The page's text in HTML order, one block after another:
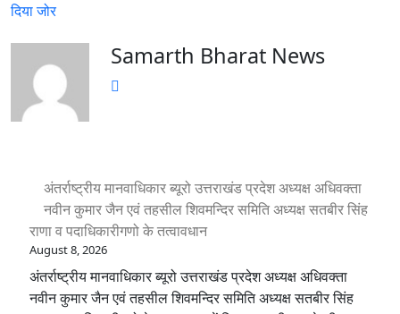
दिया जोर
Samarth Bharat News
अंतर्राष्ट्रीय मानवाधिकार ब्यूरो उत्तराखंड प्रदेश अध्यक्ष अधिवक्ता
नवीन कुमार जैन एवं तहसील शिवमन्दिर समिति अध्यक्ष सतबीर सिंह
राणा व पदाधिकारीगणो के तत्वावधान
August 8, 2026
अंतर्राष्ट्रीय मानवाधिकार ब्यूरो उत्तराखंड प्रदेश अध्यक्ष अधिवक्ता
नवीन कुमार जैन एवं तहसील शिवमन्दिर समिति अध्यक्ष सतबीर सिंह